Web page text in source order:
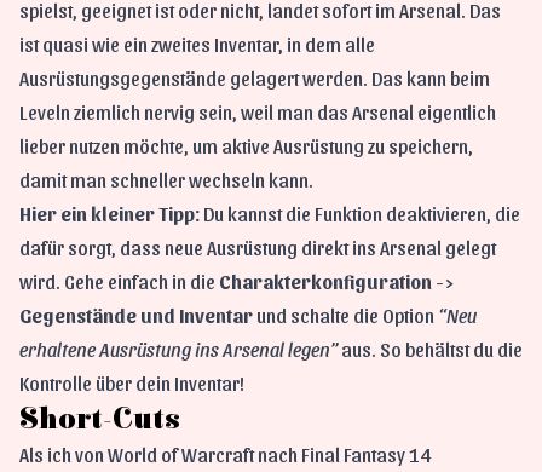
spielst, geeignet ist oder nicht, landet sofort im Arsenal. Das
ist quasi wie ein zweites Inventar, in dem alle
Ausrüstungsgegenstände gelagert werden. Das kann beim
Leveln ziemlich nervig sein, weil man das Arsenal eigentlich
lieber nutzen möchte, um aktive Ausrüstung zu speichern,
damit man schneller wechseln kann.
Hier ein kleiner Tipp: Du kannst die Funktion deaktivieren, die
dafür sorgt, dass neue Ausrüstung direkt ins Arsenal gelegt
wird. Gehe einfach in die Charakterkonfiguration ->
Gegenstände und Inventar und schalte die Option “Neu
erhaltene Ausrüstung ins Arsenal legen”aus. So behältst du die
Kontrolle über dein Inventar!
Short-Cuts
Als ich von World of Warcraft nach Final Fantasy 14